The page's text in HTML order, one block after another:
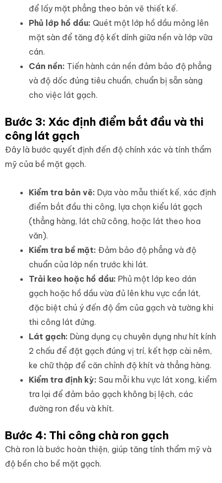
để lấy mặt phẳng theo bản vẽ thiết kế.
Phủ lớp hồ dầu: Quét một lớp hồ dầu mỏng lên
mặt sàn để tăng độ kết dính giữa nền và lớp vữa
cán.
Cán nền: Tiến hành cán nền đảm bảo độ phẳng
và độ dốc đúng tiêu chuẩn, chuẩn bị sẵn sàng
cho việc lát gạch.
Bước 3: Xác định điểm bắt đầu và thi
công lát gạch
Đây là bước quyết định đến độ chính xác và tính thẩm
mỹ của bề mặt gạch.
Kiểm tra bản vẽ: Dựa vào mẫu thiết kế, xác định
điểm bắt đầu thi công, lựa chọn kiểu lát gạch
(thẳng hàng, lát chữ công, hoặc lát theo hoa
văn).
Kiểm tra bề mặt: Đảm bảo độ phẳng và độ
chuẩn của lớp nền trước khi lát.
Trải keo hoặc hồ dầu: Phủ một lớp keo dán
gạch hoặc hồ dầu vừa đủ lên khu vực cần lát,
đặc biệt chú ý đến độ ẩm của gạch và tường khi
thi công lát đứng.
Lát gạch: Dùng dụng cụ chuyên dụng như hít kính
2 chấu để đặt gạch đúng vị trí, kết hợp cài nêm,
ke chữ thập để căn chỉnh độ khít và thẳng hàng.
Kiểm tra định kỳ: Sau mỗi khu vực lát xong, kiểm
tra lại để đảm bảo gạch không bị lệch, các
đường ron đều và khít.
Bước 4: Thi công chà ron gạch
Chà ron là bước hoàn thiện, giúp tăng tính thẩm mỹ và
độ bền cho bề mặt gạch.